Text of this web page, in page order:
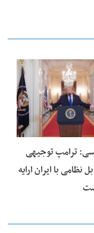
ترامپ توجیهی
نظامی با ایران ارایه